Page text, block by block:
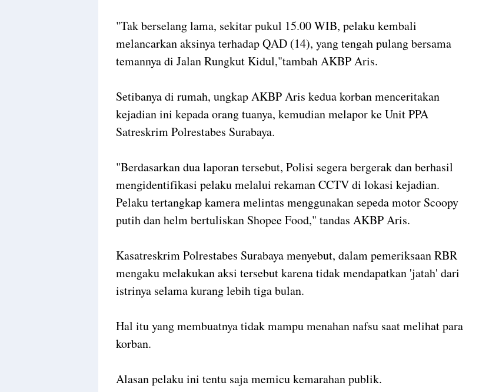
"Tak berselang lama, sekitar pukul 15.00 WIB, pelaku kembali
melancarkan aksinya terhadap QAD (14), yang tengah pulang bersama
temannya di Jalan Rungkut Kidul,"tambah AKBP Aris.
Setibanya di rumah, ungkap AKBP Aris kedua korban menceritakan
kejadian ini kepada orang tuanya, kemudian melapor ke Unit PPA
Satreskrim Polrestabes Surabaya.
"Berdasarkan dua laporan tersebut, Polisi segera bergerak dan berhasil
mengidentifikasi pelaku melalui rekaman CCTV di lokasi kejadian.
Pelaku tertangkap kamera melintas menggunakan sepeda motor Scoopy
putih dan helm bertuliskan Shopee Food," tandas AKBP Aris.
Kasatreskrim Polrestabes Surabaya menyebut, dalam pemeriksaan RBR
mengaku melakukan aksi tersebut karena tidak mendapatkan 'jatah' dari
istrinya selama kurang lebih tiga bulan.
Hal itu yang membuatnya tidak mampu menahan nafsu saat melihat para
korban.
Alasan pelaku ini tentu saja memicu kemarahan publik.